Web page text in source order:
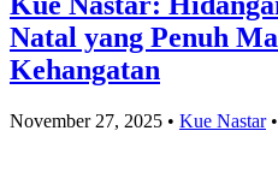
Natal yang Penuh
Kehangatan
November 27, 2025 • Kue Nastar •